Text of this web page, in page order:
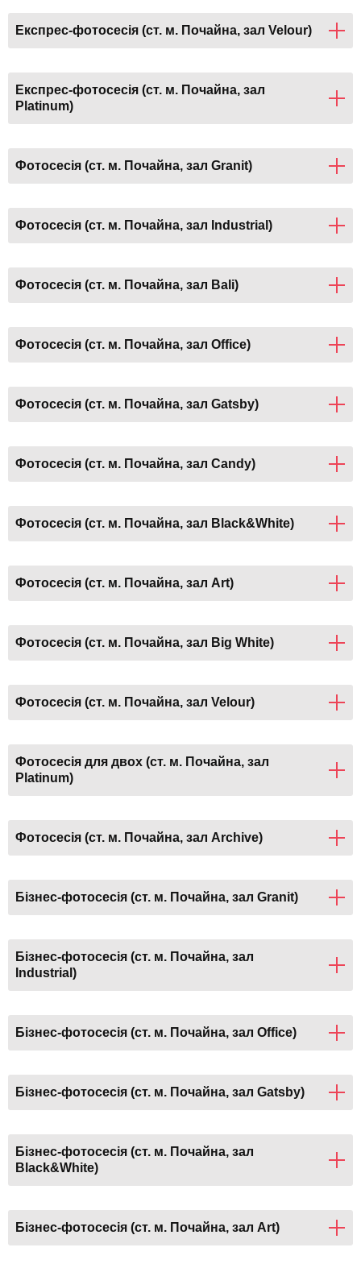
Експрес-фотосесія (ст. м. Почайна, зал Velour)
Експрес-фотосесія (ст. м. Почайна, зал
Platinum)
Фотосесія (ст. м. Почайна, зал Granit)
Фотосесія (ст. м. Почайна, зал Industrial)
Фотосесія (ст. м. Почайна, зал Bali)
Фотосесія (ст. м. Почайна, зал Office)
Фотосесія (ст. м. Почайна, зал Gatsby)
Фотосесія (ст. м. Почайна, зал Candy)
Фотосесія (ст. м. Почайна, зал Black&White)
Фотосесія (ст. м. Почайна, зал Art)
Фотосесія (ст. м. Почайна, зал Big White)
Фотосесія (ст. м. Почайна, зал Velour)
Фотосесія для двох (ст. м. Почайна, зал
Platinum)
Фотосесія (ст. м. Почайна, зал Archive)
Бізнес-фотосесія (ст. м. Почайна, зал Granit)
Бізнес-фотосесія (ст. м. Почайна, зал
Industrial)
Бізнес-фотосесія (ст. м. Почайна, зал Office)
Бізнес-фотосесія (ст. м. Почайна, зал Gatsby)
Бізнес-фотосесія (ст. м. Почайна, зал
Black&White)
Бізнес-фотосесія (ст. м. Почайна, зал Art)